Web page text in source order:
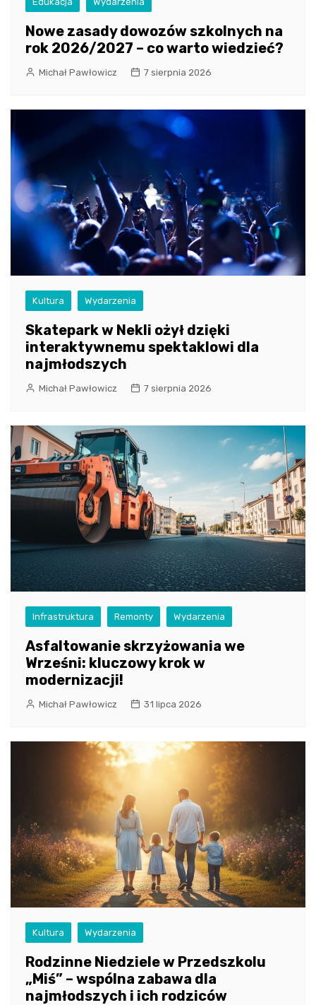
Nowe zasady dowozów szkolnych na
rok 2026/2027 – co warto wiedzieć?
Michał Pawłowicz 7 sierpnia 2026
Kultura Wydarzenia
Skatepark w Nekli ożył dzięki
interaktywnemu spektaklowi dla
najmłodszych
Michał Pawłowicz 7 sierpnia 2026
Infrastruktura Remonty Wydarzenia
Asfaltowanie skrzyżowania we
Wrześni: kluczowy krok w
modernizacji!
Michał Pawłowicz 31 lipca 2026
Kultura Wydarzenia
Rodzinne Niedziele w Przedszkolu
„Miś” – wspólna zabawa dla
najmłodszych i ich rodziców